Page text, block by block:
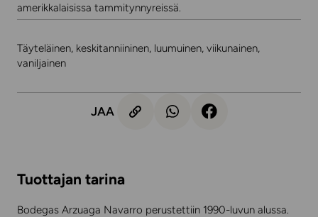
amerikkalaisissa tammitynnyreissä.
Täyteläinen, keskitanniininen, luumuinen, viikunainen,
vaniljainen
JAA
Tuottajan tarina
Bodegas Arzuaga Navarro perustettiin 1990-luvun alussa.